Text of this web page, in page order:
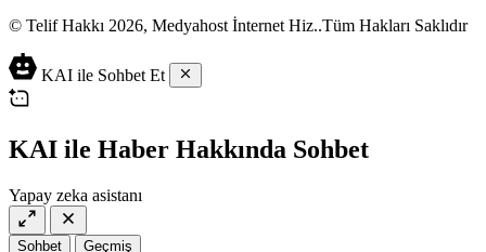
© Telif Hakkı 2026, Medyahost İnternet Hiz..Tüm Hakları Saklıdır
casino
siteleri
casino
2023
lordcasino
canlı
casino
siteleri
iyi
casino
vdcasino
vdcasino
giriş
ev
yapımı
salça
KAI ile Sohbet Et
KAI ile Haber Hakkında Sohbet
Yapay zeka asistanı
Sohbet Geçmiş